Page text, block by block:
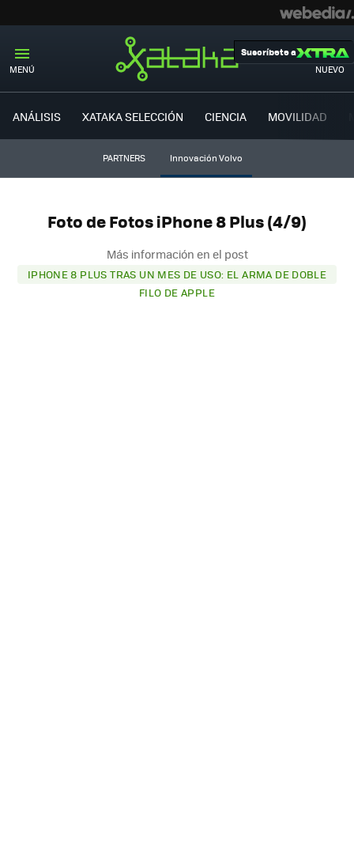
MENÚ NUEVO
Suscríbete a
ANÁLISIS XATAKA SELECCIÓN CIENCIA MOVILIDAD
PARTNERS Innovación Volvo
Foto de Fotos iPhone 8 Plus (4/9)
Más información en el post
IPHONE 8 PLUS TRAS UN MES DE USO: EL ARMA DE DOBLE
FILO DE APPLE